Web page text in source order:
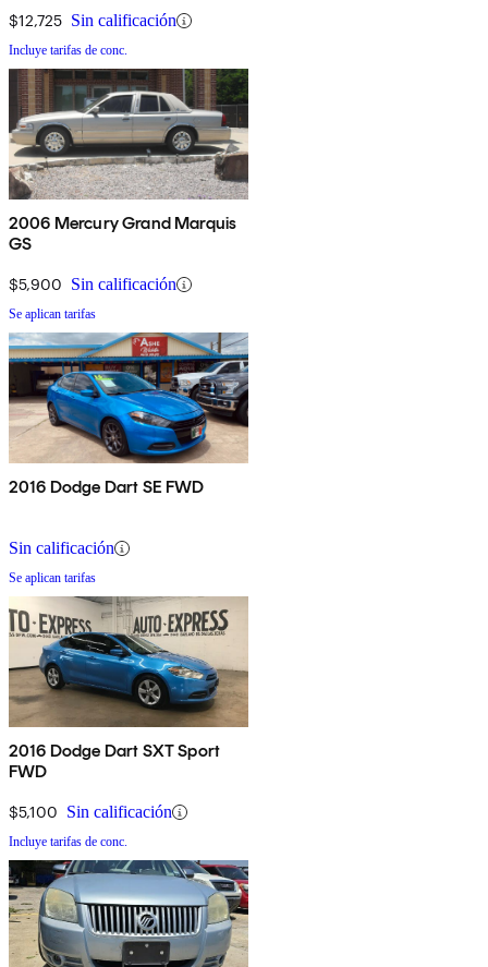
$12,725 Sin calificación
Incluye tarifas de conc.
2006 Mercury Grand Marquis
GS
$5,900 Sin calificación
Se aplican tarifas
2016 Dodge Dart SE FWD
Sin calificación
Se aplican tarifas
2016 Dodge Dart SXT Sport
FWD
$5,100 Sin calificación
Incluye tarifas de conc.